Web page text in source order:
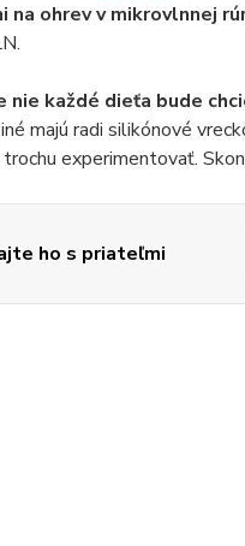
na ohrev v mikrovlnnej
každé dieťa bude
majú radi silikónové
experimentovať.
ho s priateľmi